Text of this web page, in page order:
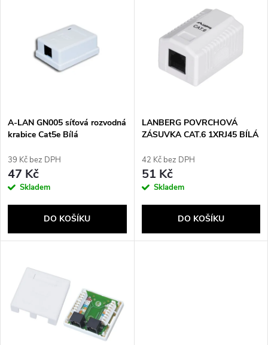
p
r
o
u
k
t
s
p
r
o
d
k
A-LAN GN005 síťová rozvodná
krabice Cat5e Bílá
39 Kč bez DPH
47 Kč
Skladem
DO KOŠÍKU
LANBERG POVRCHOVÁ
ZÁSUVKA CAT.6 1XRJ45 BÍLÁ
42 Kč bez DPH
51 Kč
Skladem
DO KOŠÍKU